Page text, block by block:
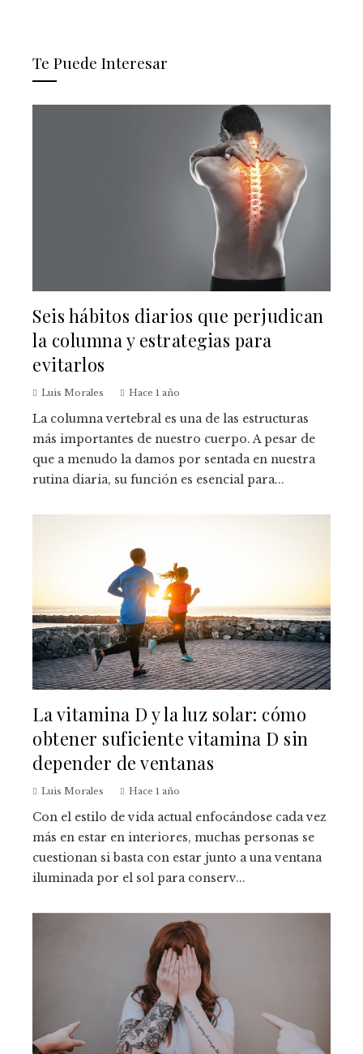
Te Puede Interesar
Seis hábitos diarios que perjudican
la columna y estrategias para
evitarlos
Luis Morales Hace 1 año
La columna vertebral es una de las estructuras
más importantes de nuestro cuerpo. A pesar de
que a menudo la damos por sentada en nuestra
rutina diaria, su función es esencial para...
La vitamina D y la luz solar: cómo
obtener suficiente vitamina D sin
depender de ventanas
Luis Morales Hace 1 año
Con el estilo de vida actual enfocándose cada vez
más en estar en interiores, muchas personas se
cuestionan si basta con estar junto a una ventana
iluminada por el sol para conserv...